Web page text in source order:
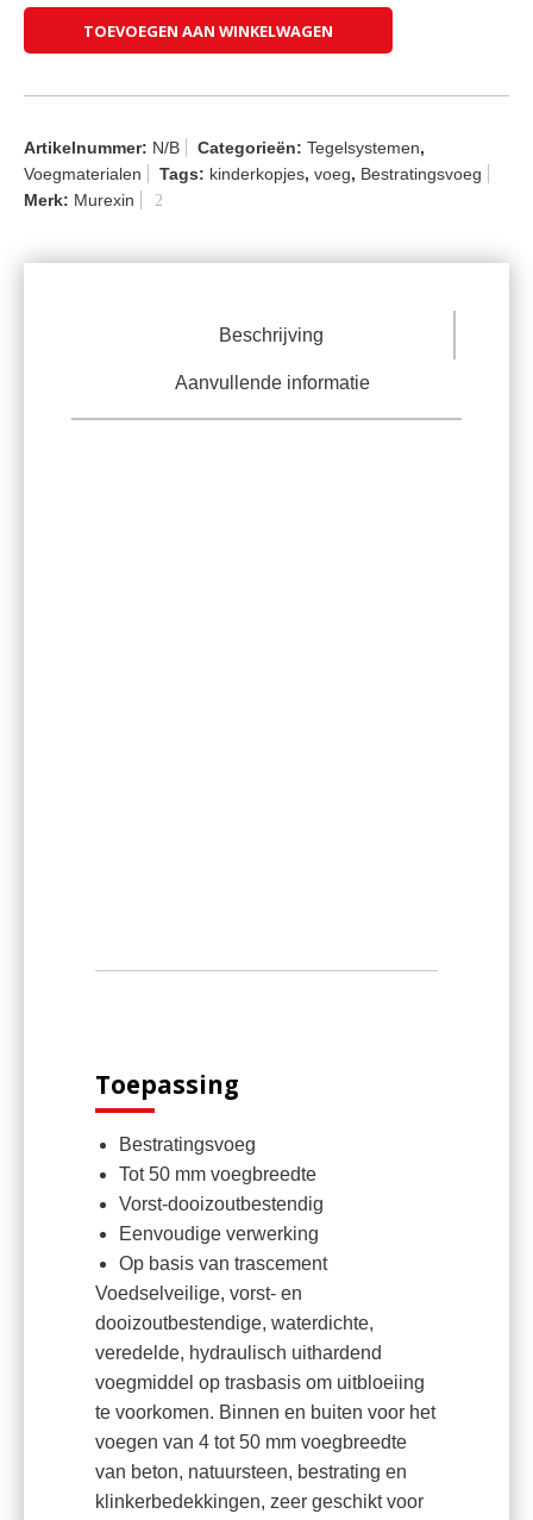
TOEVOEGEN AAN WINKELWAGEN
Artikelnummer: N/B Categorieën: Tegelsystemen,
Voegmaterialen
Tags: kinderkopjes, voeg, Bestratingsvoeg
Merk: Murexin
Beschrijving
Aanvullende informatie
Toepassing
Bestratingsvoeg
Tot 50 mm voegbreedte
Vorst-dooizoutbestendig
Eenvoudige verwerking
Op basis van trascement
Voedselveilige, vorst- en
dooizoutbestendige, waterdichte,
veredelde, hydraulisch uithardend
voegmiddel op trasbasis om uitbloeiing
te voorkomen. Binnen en buiten voor het
voegen van 4 tot 50 mm voegbreedte
van beton, natuursteen, bestrating en
klinkerbedekkingen, zeer geschikt voor